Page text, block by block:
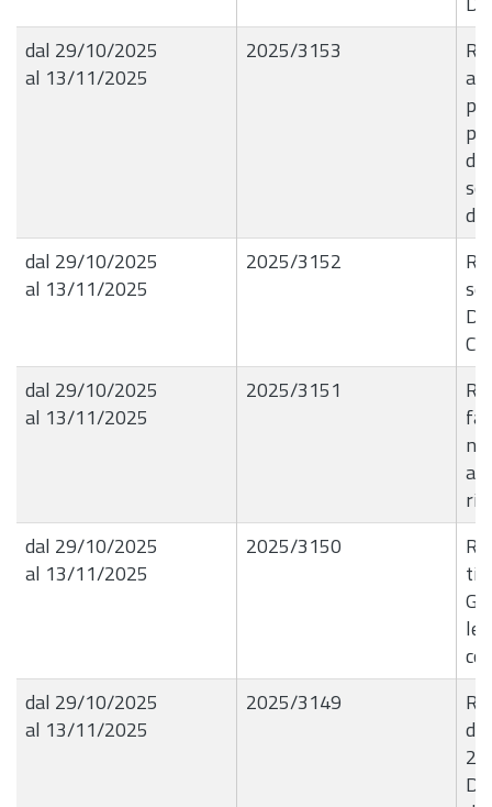
dal 29/10/2025
al 13/11/2025
2025/3153
dal 29/10/2025
al 13/11/2025
2025/3152
dal 29/10/2025
al 13/11/2025
2025/3151
dal 29/10/2025
al 13/11/2025
2025/3150
le
dal 29/10/2025
al 13/11/2025
2025/3149
Di